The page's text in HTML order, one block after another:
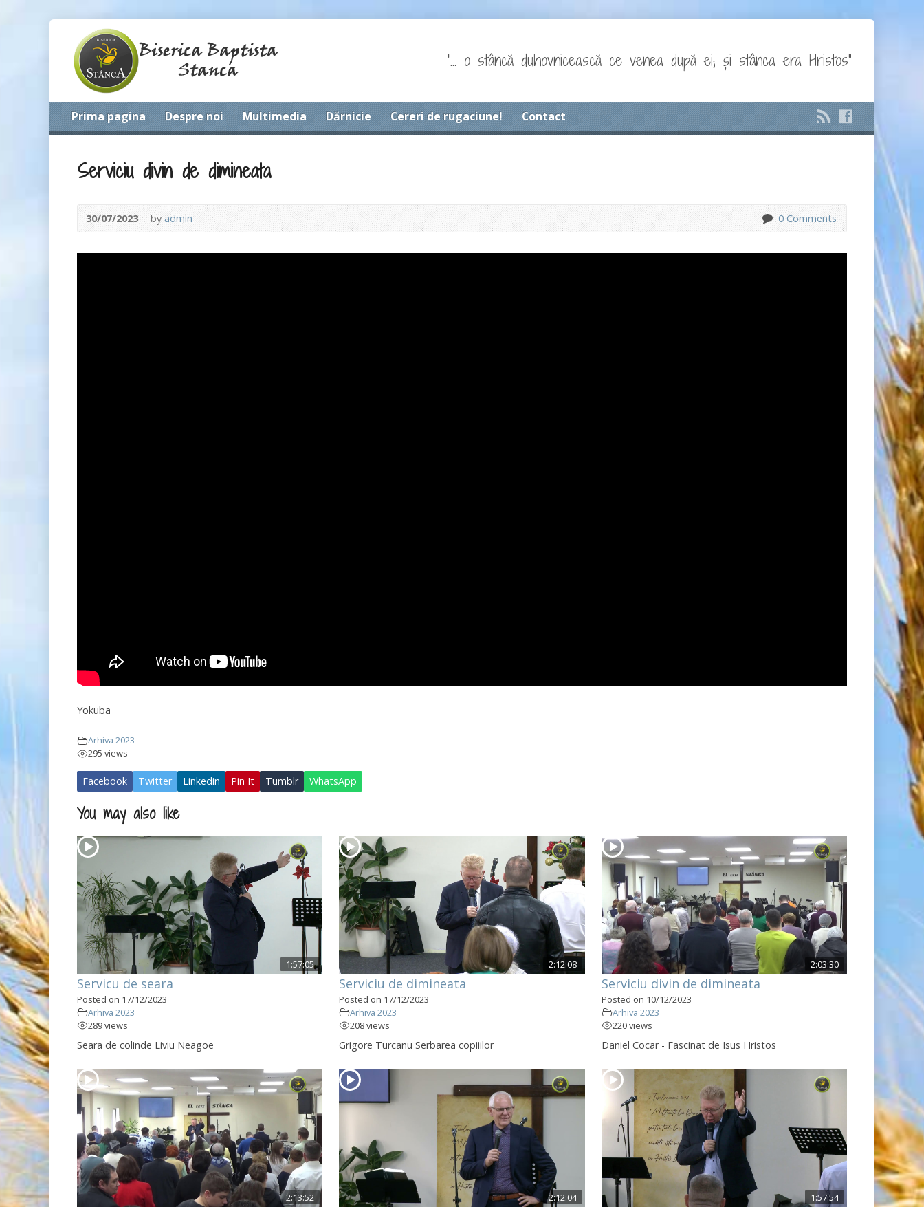
"… o stâncă duhovnicească ce venea după ei; și stânca era Hristos"
Prima pagina Despre noi Multimedia Dărnicie Cereri de rugaciune! Contact
Serviciu divin de dimineata
30/07/2023 byadmin 0 Comments
Yokuba
Arhiva 2023
295 views
Facebook Twitter Linkedin Pin It Tumblr WhatsApp
You may also like
1:57:05
Servicu de seara
Posted on 17/12/2023
Arhiva 2023
289 views
Seara de colinde Liviu Neagoe
2:12:08
Serviciu de dimineata
Posted on 17/12/2023
Arhiva 2023
208 views
Grigore Turcanu Serbarea copiiilor
2:03:30
Serviciu divin de dimineata
Posted on 10/12/2023
Arhiva 2023
220 views
Daniel Cocar - Fascinat de Isus Hristos
2:13:52 2:12:04 1:57:54